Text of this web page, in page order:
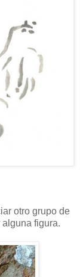
otro grupo de
figura.